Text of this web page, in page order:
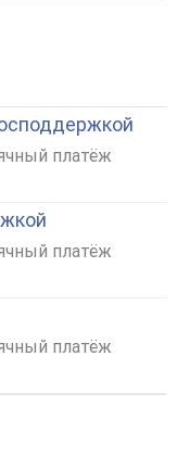
платёж
платёж
платёж